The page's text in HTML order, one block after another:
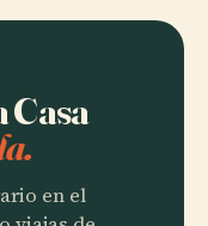
Casa
en el